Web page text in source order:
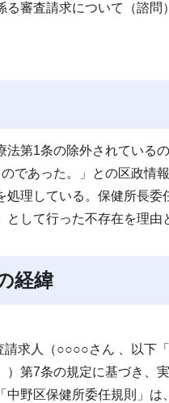
審査請求について（諮問）
第1条の除外されている
であった。」との区政情
理している。保健所長
して行った不存在を理由
経緯
求人（○○○○さん 、以下
第7条の規定に基づき、
中野区保健所委任規則」